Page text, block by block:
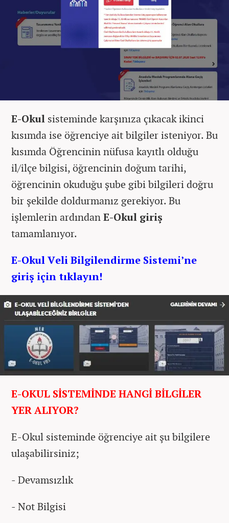
E-Okul sisteminde karşınıza çıkacak ikinci
kısımda ise öğrenciye ait bilgiler isteniyor. Bu
kısımda Öğrencinin nüfusa kayıtlı olduğu
il/ilçe bilgisi, öğrencinin doğum tarihi,
öğrencinin okuduğu şube gibi bilgileri doğru
bir şekilde doldurmanız gerekiyor. Bu
işlemlerin ardındanE-Okul giriş
tamamlanıyor.
E-Okul Veli Bilgilendirme Sistemi’ne
giriş için tıklayın!
E-OKUL SİSTEMİNDE HANGİ BİLGİLER
YER ALIYOR?
E-Okul sisteminde öğrenciye ait şu bilgilere
ulaşabilirsiniz;
- Devamsızlık
- Not Bilgisi